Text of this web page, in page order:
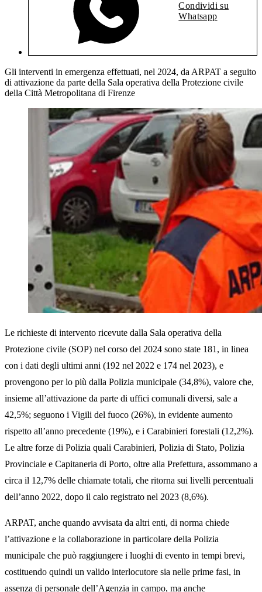
Condividi su
Whatsapp
Gli interventi in emergenza effettuati, nel 2024, da ARPAT a seguito
di attivazione da parte della Sala operativa della Protezione civile
della Città Metropolitana di Firenze
Le richieste di intervento ricevute dalla Sala operativa della
Protezione civile (SOP) nel corso del 2024 sono state 181, in linea
con i dati degli ultimi anni (192 nel 2022 e 174 nel 2023), e
provengono per lo più dalla Polizia municipale (34,8%), valore che,
insieme all’attivazione da parte di uffici comunali diversi, sale a
42,5%; seguono i Vigili del fuoco (26%), in evidente aumento
rispetto all’anno precedente (19%), e i Carabinieri forestali (12,2%).
Le altre forze di Polizia quali Carabinieri, Polizia di Stato, Polizia
Provinciale e Capitaneria di Porto, oltre alla Prefettura, assommano a
circa il 12,7% delle chiamate totali, che ritorna sui livelli percentuali
dell’anno 2022, dopo il calo registrato nel 2023 (8,6%).
ARPAT, anche quando avvisata da altri enti, di norma chiede
l’attivazione e la collaborazione in particolare della Polizia
municipale che può raggiungere i luoghi di evento in tempi brevi,
costituendo quindi un valido interlocutore sia nelle prime fasi, in
assenza di personale dell’Agenzia in campo, ma anche